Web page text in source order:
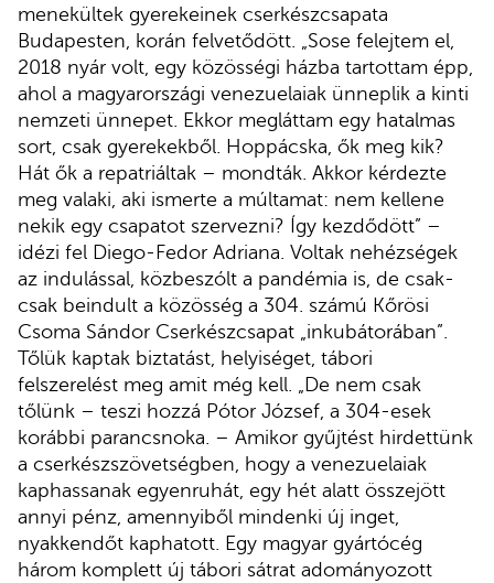
menekültek gyerekeinek cserkészcsapata
Budapesten, korán felvetődött. „Sose felejtem el,
2018 nyár volt, egy közösségi házba tartottam épp,
ahol a magyarországi venezuelaiak ünneplik a kinti
nemzeti ünnepet. Ekkor megláttam egy hatalmas
sort, csak gyerekekből. Hoppácska, ők meg kik?
Hát ők a repatriáltak – mondták. Akkor kérdezte
meg valaki, aki ismerte a múltamat: nem kellene
nekik egy csapatot szervezni? Így kezdődött” –
idézi fel Diego-Fedor Adriana. Voltak nehézségek
az indulással, közbeszólt a pandémia is, de csak-
csak beindult a közösség a 304. számú Kőrösi
Csoma Sándor Cserkészcsapat „inkubátorában”.
Tőlük kaptak biztatást, helyiséget, tábori
felszerelést meg amit még kell. „De nem csak
tőlünk – teszi hozzá Pótor József, a 304-esek
korábbi parancsnoka. – Amikor gyűjtést hirdettünk
a cserkészszövetségben, hogy a venezuelaiak
kaphassanak egyenruhát, egy hét alatt összejött
annyi pénz, amennyiből mindenki új inget,
nyakkendőt kaphatott. Egy magyar gyártócég
három komplett új tábori sátrat adományozott